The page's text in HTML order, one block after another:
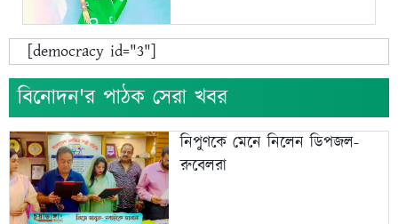
[democracy id="3"]
বিনোদন'র পাঠক সেরা খবর
নিপুণকে মেনে নিলেন ডিপজল-
রুবেলরা